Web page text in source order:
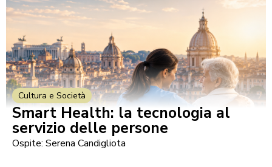
Cultura e Società
Smart Health: la tecnologia al
servizio delle persone
Ospite: Serena Candigliota